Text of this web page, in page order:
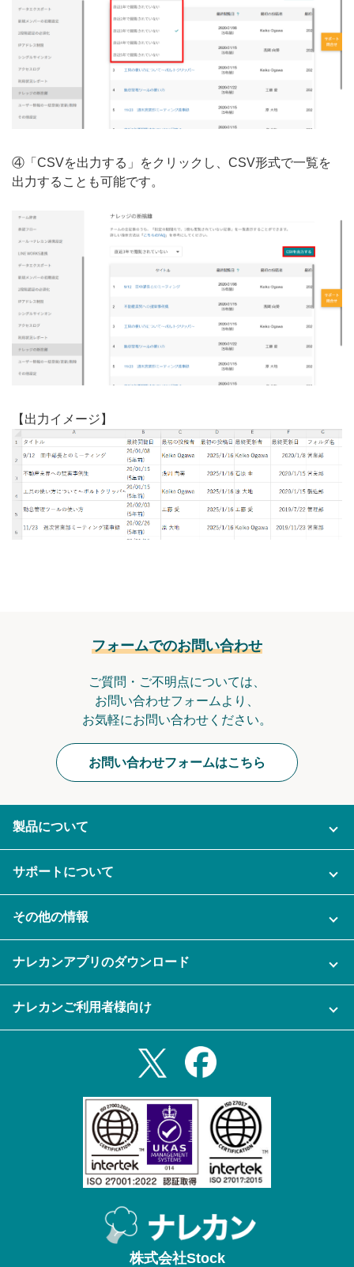
④「CSVを出力する」をクリックし、CSV形式で一覧を
出力することも可能です。
【出力イメージ】
フォームでのお問い合わせ
ご質問・ご不明点については、
お問い合わせフォームより、
お気軽にお問い合わせください。
お問い合わせフォームはこちら
製品について
ご利用企業様の声
セキュリティ
資料をダウンロードする
メール自動転送機能
ナレカンの紹介動画
サポートについて
充実サポート
その他の情報
セミナー一覧
プライバシーポリシー
ナレカンアプリのダウンロード
Androidタブレットアプリ
ナレカンご利用者様向け
株式会社Stock